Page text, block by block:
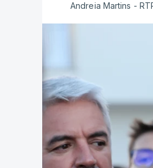
Andreia Martins -